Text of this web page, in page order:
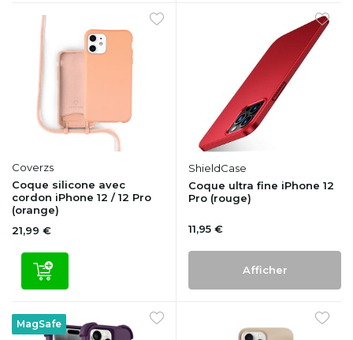
Coverzs
Coque silicone avec
cordon iPhone 12 / 12 Pro
(orange)
21,99 €
ShieldCase
Coque ultra fine iPhone 12
Pro (rouge)
11,95 €
Afficher
MagSafe